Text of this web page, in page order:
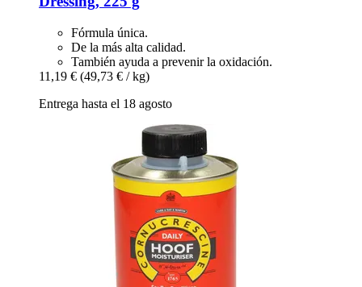
Fórmula única.
De la más alta calidad.
También ayuda a prevenir la oxidación.
11,19 € (49,73 € / kg)
Entrega hasta el 18 agosto